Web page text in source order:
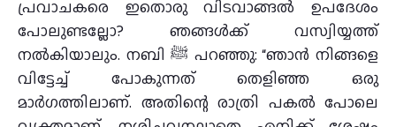
പ്രവാചകരെ ഇതൊരു വിടവാങ്ങല്‍ ഉപദേശം
പോലുണ്ടല്ലോ? ഞങ്ങള്‍ക്ക് വസ്വിയ്യത്ത്
നല്‍കിയാലും. നബി ﷺ പറഞ്ഞു: “ഞാന്‍ നിങ്ങളെ
വിട്ടേച്ച് പോകുന്നത് തെളിഞ്ഞ ഒരു
മാർഗത്തിലാണ്. അതിന്റെ രാത്രി പകൽ പോലെ